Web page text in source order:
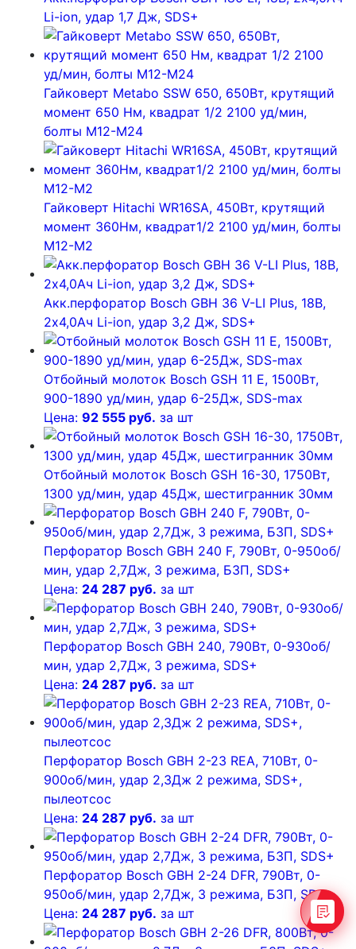
Li-ion, удар 1,7 Дж, SDS+
Гайковерт Metabo SSW 650, 650Вт, крутящий
момент 650 Нм, квадрат 1/2 2100 уд/мин,
болты М12-М24
Гайковерт Hitachi WR16SA, 450Вт, крутящий
момент 360Нм, квадрат1/2 2100 уд/мин, болты
М12-М2
Акк.перфоратор Bosch GBH 36 V-LI Plus, 18В,
2х4,0Ач Li-ion, удар 3,2 Дж, SDS+
Отбойный молоток Bosch GSH 11 E, 1500Вт,
900-1890 уд/мин, удар 6-25Дж, SDS-max
Цена: 92 555 руб. за шт
Отбойный молоток Bosch GSH 16-30, 1750Вт,
1300 уд/мин, удар 45Дж, шестигранник 30мм
Перфоратор Bosch GBH 240 F, 790Вт, 0-950об/
мин, удар 2,7Дж, 3 режима, БЗП, SDS+
Цена: 24 287 руб. за шт
Перфоратор Bosch GBH 240, 790Вт, 0-930об/
мин, удар 2,7Дж, 3 режима, SDS+
Цена: 24 287 руб. за шт
Перфоратор Bosch GBH 2-23 REA, 710Вт, 0-
900об/мин, удар 2,3Дж 2 режима, SDS+,
пылеотсос
Цена: 24 287 руб. за шт
Перфоратор Bosch GBH 2-24 DFR, 790Вт, 0-
950об/мин, удар 2,7Дж, 3 режима, БЗП, SDS+
Цена: 24 287 руб. за шт